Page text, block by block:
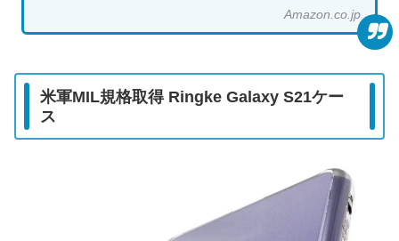
Amazon.co.jp
米軍MIL規格取得 Ringke Galaxy S21ケー
ス